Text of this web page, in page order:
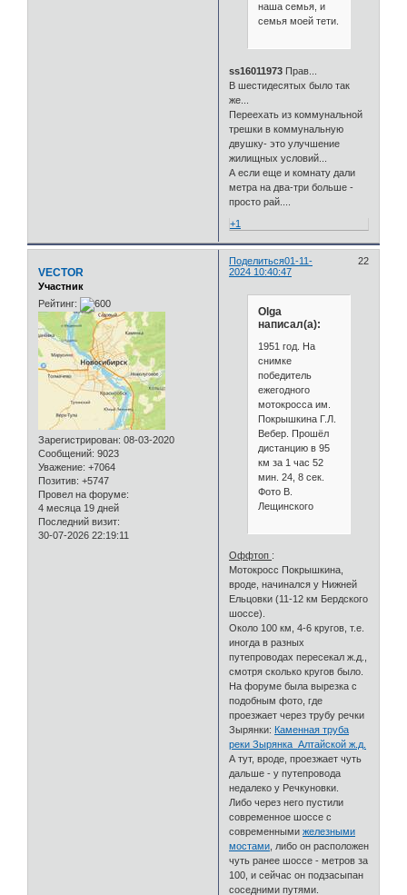
наша семья, и
семья моей тети.
ss16011973 Прав...
В шестидесятых было так
же...
Переехать из коммунальной
трешки в коммунальную
двушку- это улучшение
жилищных условий...
А если еще и комнату дали
метра на два-три больше -
просто рай....
+1
Поделиться 22
01-11-
2024 10:40:47
VECTOR
Участник
Рейтинг:
Зарегистрирован: 08-03-2020
Сообщений: 9023
Уважение: +7064
Позитив: +5747
Провел на форуме:
4 месяца 19 дней
Последний визит:
30-07-2026 22:19:11
Olga
написал(а):
1951 год. На
снимке
победитель
ежегодного
мотокросса им.
Покрышкина Г.Л.
Вебер. Прошёл
дистанцию в 95
км за 1 час 52
мин. 24, 8 сек.
Фото В.
Лещинского
Оффтоп :
Мотокросс Покрышкина,
вроде, начинался у Нижней
Ельцовки (11-12 км Бердского
шоссе).
Около 100 км, 4-6 кругов, т.е.
иногда в разных
путепроводах пересекал ж.д.,
смотря сколько кругов было.
На форуме была вырезка с
подобным фото, где
проезжает через трубу речки
Зырянки: Каменная труба
реки Зырянка Алтайской ж.д.
А тут, вроде, проезжает чуть
дальше - у путепровода
недалеко у Речкуновки.
Либо через него пустили
современное шоссе с
современнымижелезными
мостами , либо он расположен
чуть ранее шоссе - метров за
100, и сейчас он подзасыпан
соседними путями.